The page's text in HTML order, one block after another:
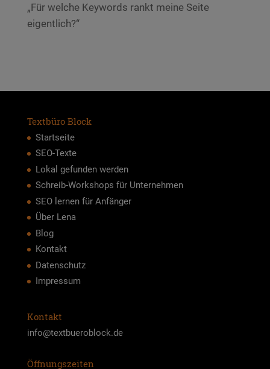
„Für welche Keywords rankt meine Seite
eigentlich?“
Textbüro Block
Startseite
SEO-Texte
Lokal gefunden werden
Schreib-Workshops für Unternehmen
SEO lernen für Anfänger
Über Lena
Blog
Kontakt
Datenschutz
Impressum
Kontakt
info@textbueroblock.de
Öffnungszeiten